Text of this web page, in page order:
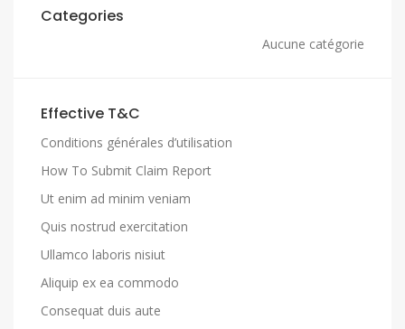
Categories
Aucune catégorie
Effective T&C
Conditions générales d’utilisation
How To Submit Claim Report
Ut enim ad minim veniam
Quis nostrud exercitation
Ullamco laboris nisiut
Aliquip ex ea commodo
Consequat duis aute